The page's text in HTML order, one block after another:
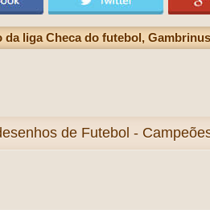
liga Checa do futebol,
de Futebol -